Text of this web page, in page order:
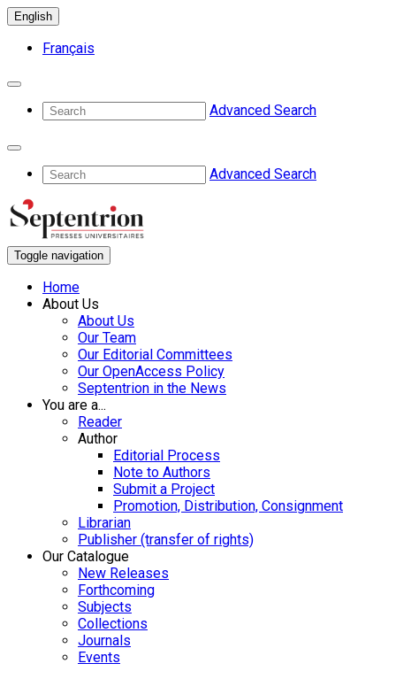
English
Français
Advanced Search
Advanced Search
Toggle navigation
Home
About Us
About Us
Our Team
Our Editorial Committees
Our OpenAccess Policy
Septentrion in the News
You are a...
Reader
Author
Editorial Process
Note to Authors
Submit a Project
Promotion, Distribution, Consignment
Librarian
Publisher (transfer of rights)
Our Catalogue
New Releases
Forthcoming
Subjects
Collections
Journals
Events